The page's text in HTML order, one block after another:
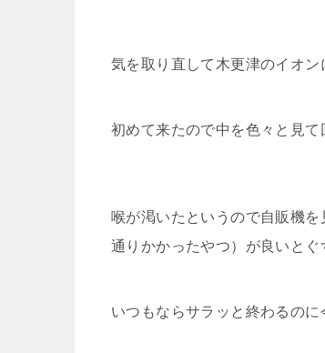
気を取り直して木更津のイオン
初めて来たので中を色々と見て
喉が渇いたというので自販機
通りかかったやつ）が良いとぐ
いつもならサラッと終わるのに